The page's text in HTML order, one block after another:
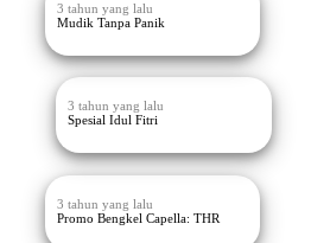
3 tahun yang lalu
Mudik Tanpa Panik
3 tahun yang lalu
Spesial Idul Fitri
3 tahun yang lalu
Promo Bengkel Capella: THR